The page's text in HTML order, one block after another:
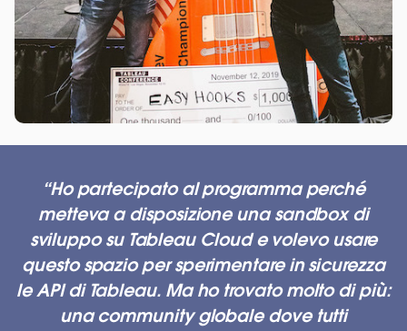
Ho partecipato al programma perché
metteva a disposizione una sandbox di
sviluppo su Tableau Cloud e volevo usare
questo spazio per sperimentare in sicurezza
le API di Tableau. Ma ho trovato molto di più:
una community globale dove tutti